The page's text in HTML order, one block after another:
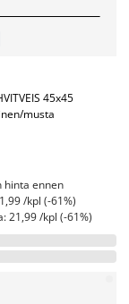
45x45
musta
hinta ennen
/kpl (-61%)
21,99 /kpl (-61%)